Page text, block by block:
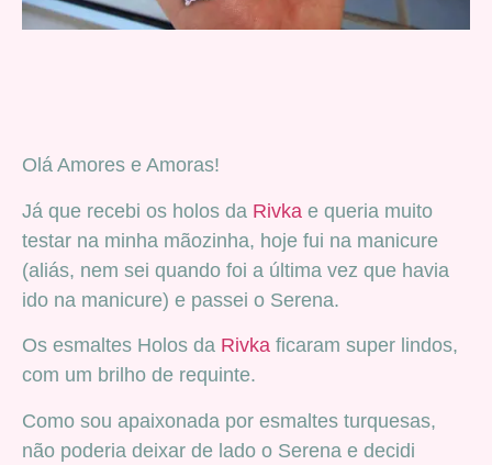
Olá Amores e Amoras!
Já que recebi os holos da Rivka e queria muito
testar na minha mãozinha, hoje fui na manicure
(aliás, nem sei quando foi a última vez que havia
ido na manicure) e passei o Serena.
Os esmaltes Holos da Rivka ficaram super lindos,
com um brilho de requinte.
Como sou apaixonada por esmaltes turquesas,
não poderia deixar de lado o Serena e decidi